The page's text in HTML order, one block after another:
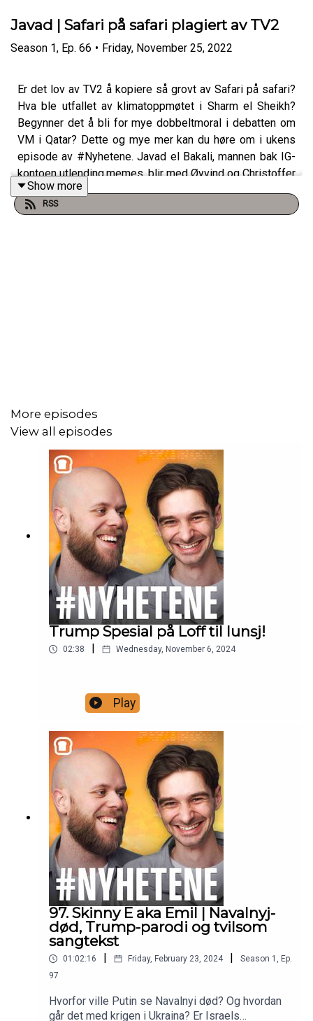
Javad | Safari på safari plagiert av TV2
Season 1, Ep. 66 • Friday, November 25, 2022
Er det lov av TV2 å kopiere så grovt av Safari på safari?
Hva ble utfallet av klimatoppmøtet i Sharm el Sheikh?
Begynner det å bli for mye dobbeltmoral i debatten om
VM i Qatar? Dette og mye mer kan du høre om i ukens
episode av #Nyhetene. Javad el Bakali, mannen bak IG-
kontoen utlending.memes, blir med Øyvind og Christoffer
på en lattermild oppsummering av den siste ukas
nyhetsbilde.
Show more
RSS
More episodes
View all episodes
Trump Spesial på Loff til lunsj!
02:38 Wednesday, November 6, 2024
Play
97. Skinny E aka Emil | Navalnyj-
død, Trump-parodi og tvilsom
sangtekst
01:02:16 Friday, February 23, 2024 Season 1 , Ep.
97
Hvorfor ville Putin se Navalnyi død? Og hvordan
går det med krigen i Ukraina? Er Israels